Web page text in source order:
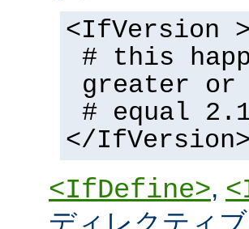
<IfVersion
# this
greater or
# equal
</IfVersion>
<IfDefine>,
ディレクティ